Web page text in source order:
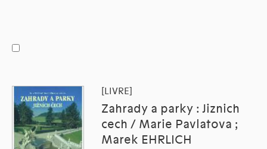
[LIVRE]
Zahrady a parky : Jiznich
cech / Marie Pavlatova ;
Marek EHRLICH